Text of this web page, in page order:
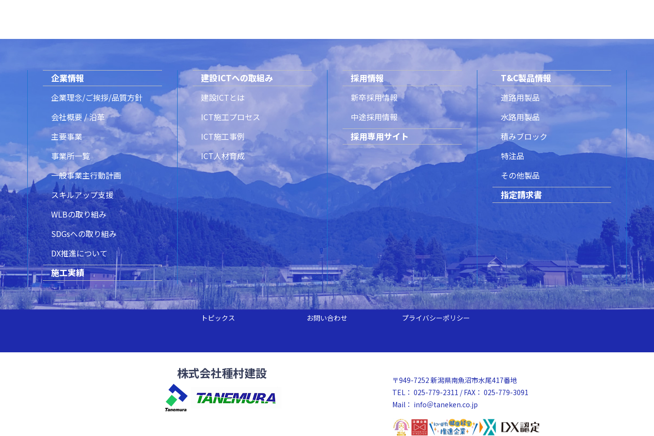
企業情報
企業理念/ご挨拶/品質方針
会社概要 / 沿革
主要事業
事業所一覧
一般事業主行動計画
スキルアップ支援
WLBの取り組み
SDGsへの取り組み
DX推進について
施工実績
建設ICTへの取組み
建設ICTとは
ICT施工プロセス
ICT施工事例
ICT人材育成
採用情報
新卒採用情報
中途採用情報
採用専用サイト
T&C製品情報
道路用製品
水路用製品
積みブロック
特注品
その他製品
指定請求書
トピックス お問い合わせ プライバシーポリシー
株式会社種村建設
〒949-7252 新潟県南魚沼市水尾417番地
TEL： 025-779-2311 / FAX： 025-779-3091
Mail： info＠taneken.co.jp